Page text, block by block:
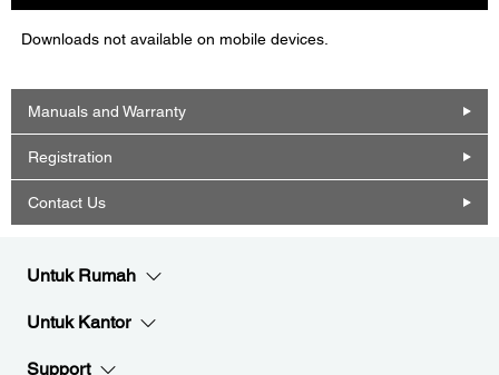
Downloads not available on mobile devices.
Manuals and Warranty
Registration
Contact Us
Untuk Rumah
Untuk Kantor
Support